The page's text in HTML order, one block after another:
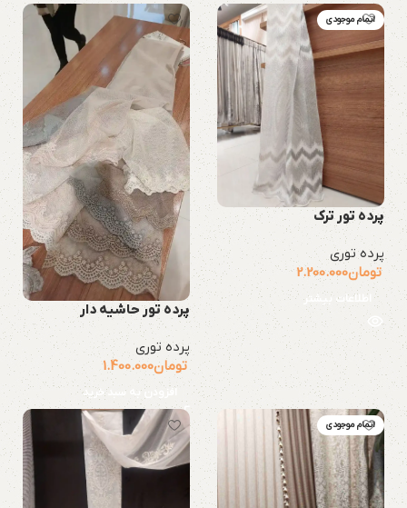
اتمام موجودی
پرده تور ترک
پرده توری
تومان2.200.000
اطلاعات بیشتر
پرده تور حاشیه دار
پرده توری
تومان1.400.000
افزودن به سبد خرید
اتمام موجودی